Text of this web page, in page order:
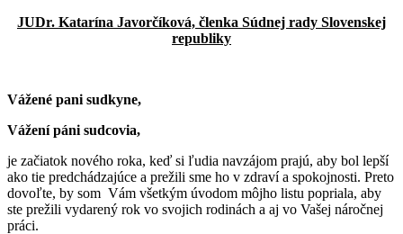
JUDr. Katarína Javorčíková, členka Súdnej rady Slovenskej
republiky
Vážené pani sudkyne,
Vážení páni sudcovia,
je začiatok nového roka, keď si ľudia navzájom prajú, aby bol lepší
ako tie predchádzajúce a prežili sme ho v zdraví a spokojnosti. Preto
dovoľte, by som Vám všetkým úvodom môjho listu popriala, aby
ste prežili vydarený rok vo svojich rodinách a aj vo Vašej náročnej
práci.